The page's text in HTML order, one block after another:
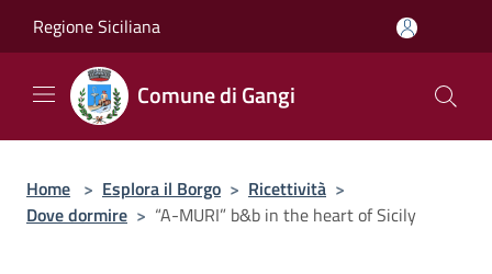
Regione Siciliana
Comune di Gangi
Home > Esplora il Borgo > Ricettività >
Dove dormire > “A-MURI” b&b in the heart of Sicily